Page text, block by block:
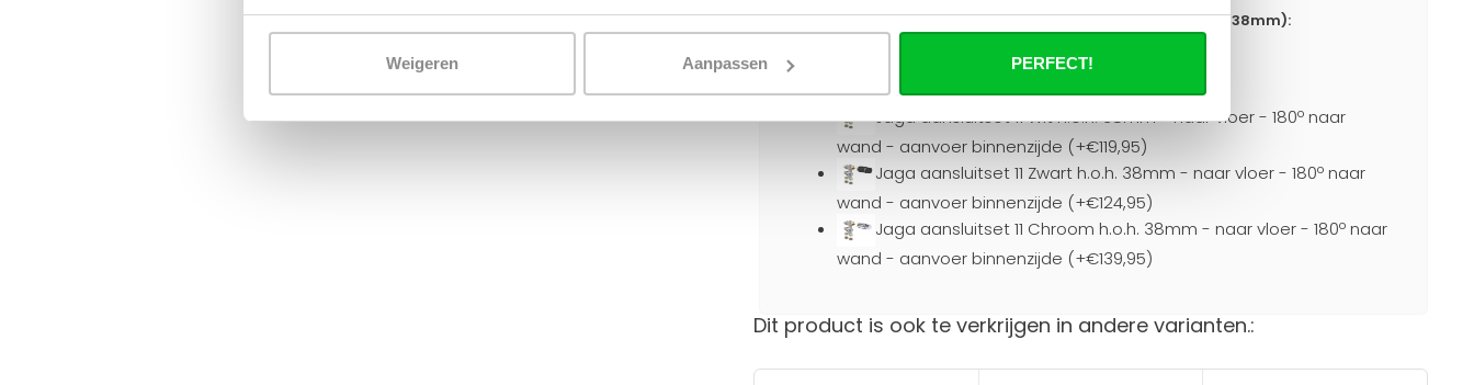
Weigeren Aanpassen PERFECT!
Kies een aansluitset (voor aansluitingen naar vloer h.o.h. 38mm):
Jaga aansluitset 11 Wit h.o.h. 38mm - naar vloer - 180º naar
wand - aanvoer binnenzijde (+€119,95)
Jaga aansluitset 11 Zwart h.o.h. 38mm - naar vloer - 180º naar
wand - aanvoer binnenzijde (+€124,95)
Jaga aansluitset 11 Chroom h.o.h. 38mm - naar vloer - 180º naar
wand - aanvoer binnenzijde (+€139,95)
Dit product is ook te verkrijgen in andere varianten.: